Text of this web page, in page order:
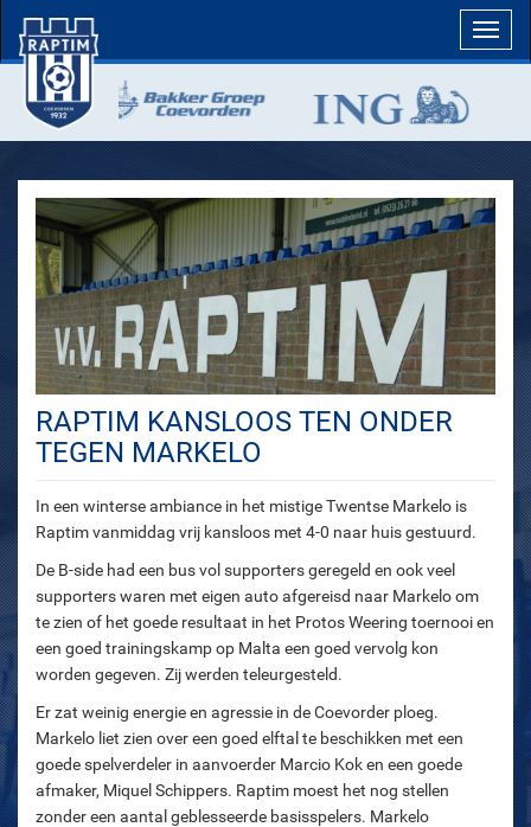
RAPTIM KANSLOOS TEN ONDER
TEGEN MARKELO
In een winterse ambiance in het mistige Twentse Markelo is
Raptim vanmiddag vrij kansloos met 4-0 naar huis gestuurd.
De B-side had een bus vol supporters geregeld en ook veel
supporters waren met eigen auto afgereisd naar Markelo om
te zien of het goede resultaat in het Protos Weering toernooi en
een goed trainingskamp op Malta een goed vervolg kon
worden gegeven. Zij werden teleurgesteld.
Er zat weinig energie en agressie in de Coevorder ploeg.
Markelo liet zien over een goed elftal te beschikken met een
goede spelverdeler in aanvoerder Marcio Kok en een goede
afmaker, Miquel Schippers. Raptim moest het nog stellen
zonder een aantal geblesseerde basisspelers. Markelo